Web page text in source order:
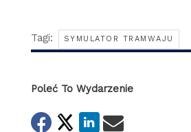
Tagi: SYMULATOR TRAMWAJU
Poleć To Wydarzenie